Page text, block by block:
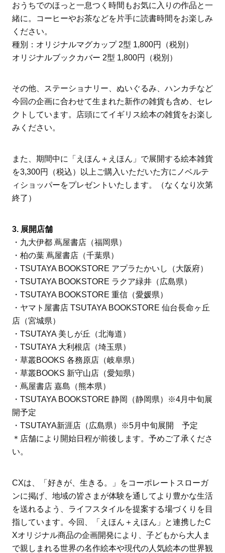
おうちでのほっと一息つく時間もお気に入りの作品と一
緒に。コーヒーやお茶などを片手に読書時間をお楽しみ
ください。
種別：オリジナルマグカップ 2型 1,800円（税別）
オリジナルブックカバー 2型 1,800円（税別）
その他、ステーショナリー、ぬいぐるみ、ハンカチなど
今回の企画に合わせて生まれた新作の雑貨も含め、セレ
クトしています。店頭にてイギリス絵本の雑貨をお楽し
みください。
また、期間中に「えほん＋えほん」で展開する絵本雑貨
を3,300円（税込）以上ご購入いただいた方にノベルテ
ィショッパーをプレゼントいたします。（なくなり次第
終了）
3. 展開店舗
・九大伊都 蔦屋書店（福岡県）
・柏の葉 蔦屋書店（千葉県）
・TSUTAYA BOOKSTORE アプラたかいし（大阪府）
・TSUTAYA BOOKSTORE ラクア緑井（広島県）
・TSUTAYA BOOKSTORE 重信（愛媛県）
・ヤマト屋書店 TSUTAYA BOOKSTORE 仙台長命ヶ丘
店（宮城県）
・TSUTAYA 美しが丘（北海道）
・TSUTAYA 大利根店（埼玉県）
・草叢BOOKS 各務原店（岐阜県）
・草叢BOOKS 新守山店（愛知県）
・蔦屋書店 嘉島（熊本県）
・TSUTAYA BOOKSTORE 静岡（静岡県）※4月中旬展
開予定
・TSUTAYA新涯店（広島県）※5月中旬展開 予定
＊店舗により開始日程が前後します。予めご了承くださ
い。
CXは、「好きが、生きる。」をコーポレートスローガ
ンに掲げ、地域の皆さまが体験を通してより豊かな生活
を送れるよう、ライフスタイルを提案する場づくりを目
指しています。今回、「えほん＋えほん」と連携したC
Xオリジナル商品の企画開発により、子どもから大人ま
で親しまれる世界の名作絵本や現代の人気絵本の世界観